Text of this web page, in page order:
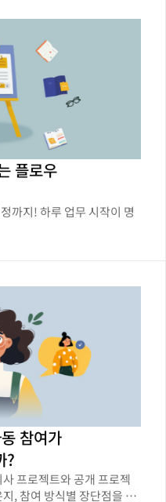
플로우
까지! 하루 업무 시작이 명
참여가
?
프로젝트와 공개 프로젝
, 참여 방식별 장단점을 비